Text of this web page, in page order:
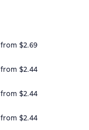
from $2.69
from $2.44
from $2.44
from $2.44